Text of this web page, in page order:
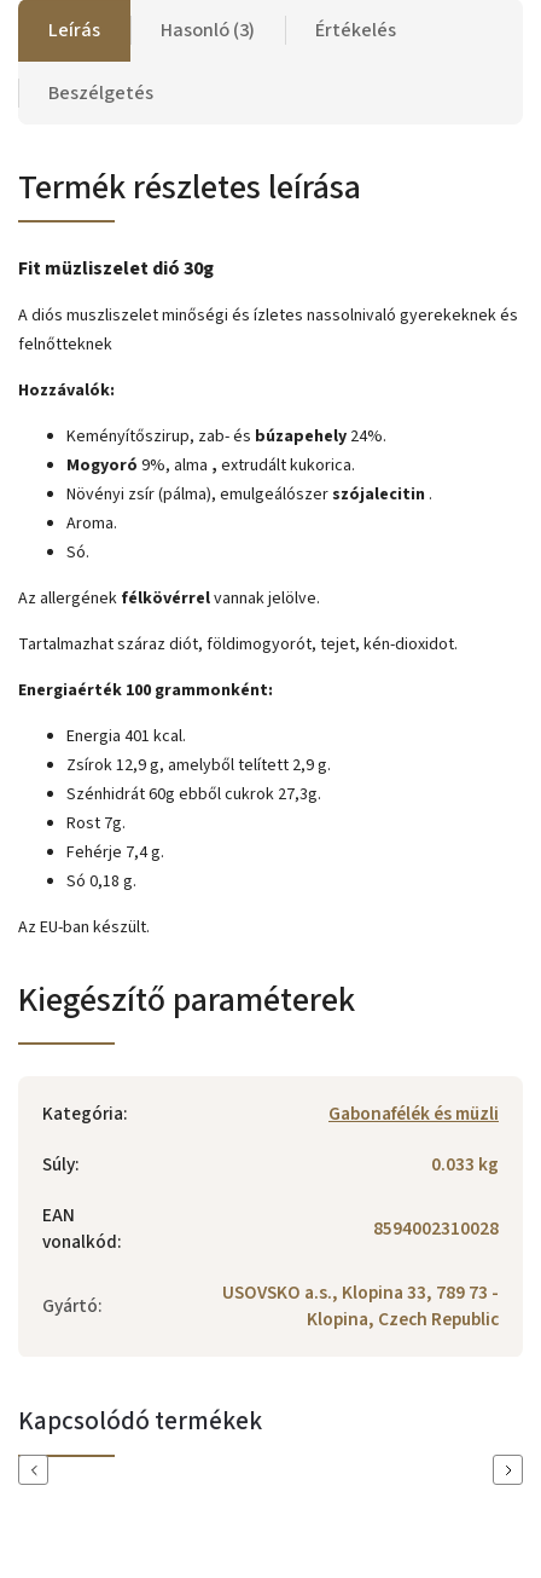
Leírás Hasonló (3) Értékelés
Beszélgetés
Termék részletes leírása
Fit müzliszelet dió 30g
A diós muszliszelet minőségi és ízletes nassolnivaló gyerekeknek és
felnőtteknek
Hozzávalók:
Keményítőszirup, zab- és búzapehely 24%.
Mogyoró 9%, alma , extrudált kukorica.
Növényi zsír (pálma), emulgeálószerszójalecitin .
Aroma.
Só.
Az allergének félkövérrelvannak jelölve.
Tartalmazhat száraz diót, földimogyorót, tejet, kén-dioxidot.
Energiaérték 100 grammonként:
Energia 401 kcal.
Zsírok 12,9 g, amelyből telített 2,9 g.
Szénhidrát 60g ebből cukrok 27,3g.
Rost 7g.
Fehérje 7,4 g.
Só 0,18 g.
Az EU-ban készült.
Kiegészítő paraméterek
Kategória:
Gabonafélék és müzli
Súly:
0.033 kg
EAN
vonalkód: 8594002310028
Gyártó:
USOVSKO a.s., Klopina 33, 789 73 -
Klopina, Czech Republic
Kapcsolódó termékek
Previous Next